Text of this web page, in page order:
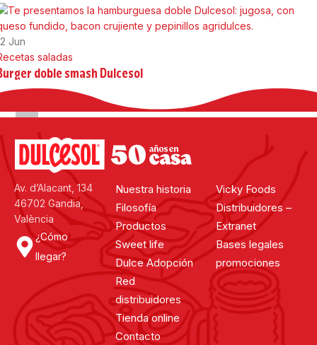
Jun
saladas
doble smash Dulcesol
presentamos la hamburguesa doble Dulcesol: jugosa, con queso
bacon crujiente y pepinillos agridulces.
leyendo
Av. d’Alacant, 134
46702 Gandia,
València
¿Cómo
llegar?
Nuestra historia
Filosofía
Productos
Sweet life
Dulce Adopción
Red
distribuidores
Tienda online
Contacto
Vicky Foods
Distribuidores –
Extranet
Bases legales
promociones